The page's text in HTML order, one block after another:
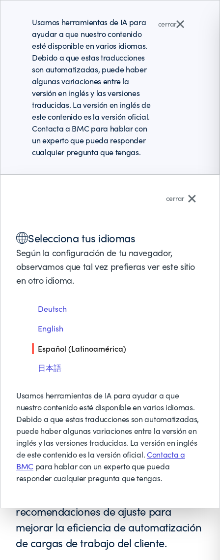
Socios de Negocios
Soporte
Usamos herramientas de IA para
ayudar a que nuestro contenido
esté disponible en varios idiomas.
Debido a que estas traducciones
son automatizadas, puede haber
algunas variaciones entre la
versión en inglés y las versiones
traducidas. La versión en inglés de
este contenido es la versión oficial.
Contacta a BMC para hablar con
un experto que pueda responder
cualquier pregunta que tengas.
cerrar
cerrar
Selecciona tus idiomas
Según la configuración de tu navegador,
observamos que tal vez prefieras ver este sitio
en otro idioma.
Deutsch
English
Español (Latinoamérica)
日本語
Usamos herramientas de IA para ayudar a que
nuestro contenido esté disponible en varios idiomas.
Debido a que estas traducciones son automatizadas,
puede haber algunas variaciones entre la versión en
inglés y las versiones traducidas. La versión en inglés
de este contenido es la versión oficial.Contacta a
BMC para hablar con un experto que pueda
responder cualquier pregunta que tengas.
SERVICIO DE EVALUACIÓN CONTROL-M
Servicio de Evaluación
22 CRÉDITOS
Este Servicio realiza un descubrimiento
de la capacidad y configuración
actuales de un conjunto existente de
entornos DEV/TEST/PROD Control-M,
los analiza frente a las necesidades
recomendaciones de ajuste para
mejorar la eficiencia de automatización
de cargas de trabajo del cliente.